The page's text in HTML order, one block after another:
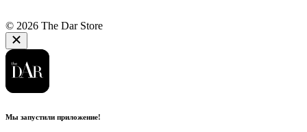
© 2026 The Dar Store
Мы запустили приложение!